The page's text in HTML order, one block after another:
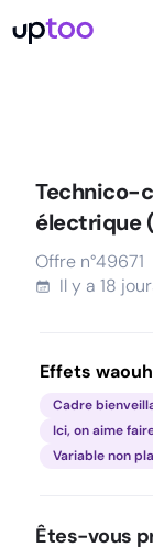
Technico-
électrique
Offre n°49671
Il y a 18
Effets waouh
Cadre
Ici, on aime
Variable non
Êtes-vous